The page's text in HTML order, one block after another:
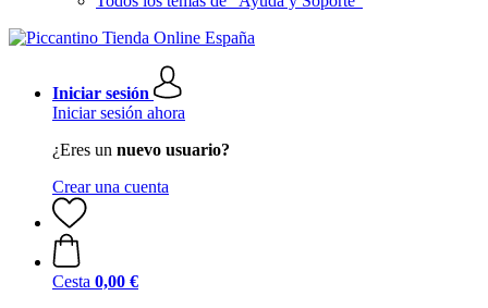
Iniciar sesión
Iniciar sesión ahora
¿Eres un nuevo usuario?
Crear una cuenta
Cesta 0,00 €